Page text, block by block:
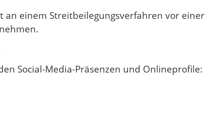
einem Streitbeilegungsverfahren vor einer
Social-Media-Präsenzen und Onlineprofile: